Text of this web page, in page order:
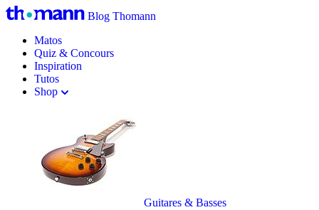
Blog Thomann
Matos
Quiz & Concours
Inspiration
Tutos
Shop
Guitares & Basses